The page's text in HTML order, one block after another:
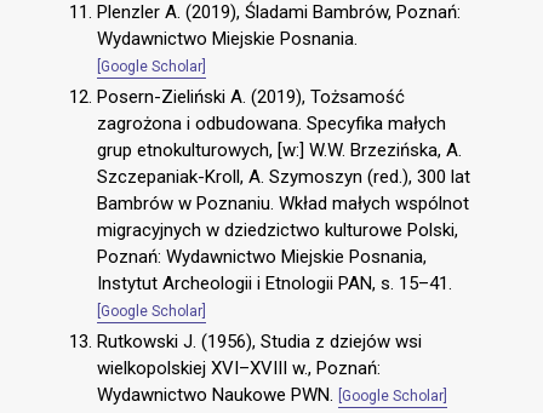
Plenzler A. (2019), Śladami Bambrów, Poznań:
Wydawnictwo Miejskie Posnania.
[Google Scholar]
Posern-Zieliński A. (2019), Tożsamość
zagrożona i odbudowana. Specyfika małych
grup etnokulturowych, [w:] W.W. Brzezińska, A.
Szczepaniak-Kroll, A. Szymoszyn (red.), 300 lat
Bambrów w Poznaniu. Wkład małych wspólnot
migracyjnych w dziedzictwo kulturowe Polski,
Poznań: Wydawnictwo Miejskie Posnania,
Instytut Archeologii i Etnologii PAN, s. 15–41.
[Google Scholar]
Rutkowski J. (1956), Studia z dziejów wsi
wielkopolskiej XVI–XVIII w., Poznań:
Wydawnictwo Naukowe PWN.
[Google Scholar]